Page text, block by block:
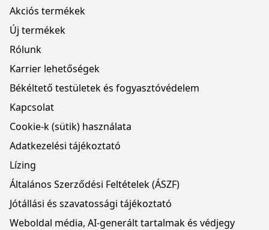
Akciós termékek
Új termékek
Rólunk
Karrier lehetőségek
Békéltető testületek és fogyasztóvédelem
Kapcsolat
Cookie-k (sütik) használata
Adatkezelési tájékoztató
Lízing
Általános Szerződési Feltételek (ÁSZF)
Jótállási és szavatossági tájékoztató
Weboldal média, AI-generált tartalmak és védjegy